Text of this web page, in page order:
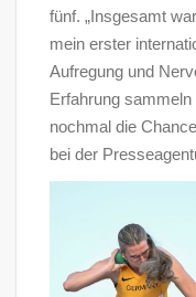
fünf. „Insgesamt
mein erster
Aufregung und
Erfahrung
nochmal die
bei der